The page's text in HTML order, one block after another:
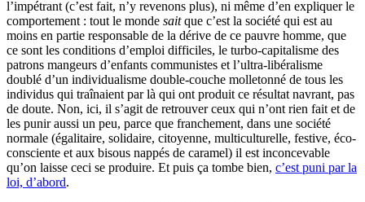
l’impétrant (c’est fait, n’y revenons plus), ni même d’en expliquer le
comportement : tout le monde saitque c’est la société qui est au
moins en partie responsable de la dérive de ce pauvre homme, que
ce sont les conditions d’emploi difficiles, le turbo-capitalisme des
patrons mangeurs d’enfants communistes et l’ultra-libéralisme
doublé d’un individualisme double-couche molletonné de tous les
individus qui traînaient par là qui ont produit ce résultat navrant, pas
de doute. Non, ici, il s’agit de retrouver ceux qui n’ont rien fait et de
les punir aussi un peu, parce que franchement, dans une société
normale (égalitaire, solidaire, citoyenne, multiculturelle, festive, éco-
consciente et aux bisous nappés de caramel) il est inconcevable
qu’on laisse ceci se produire. Et puis ça tombe bien, c’est puni par la
loi, d’abord.